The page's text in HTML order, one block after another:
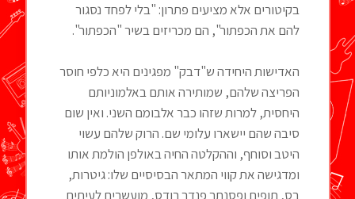
בקיטורים אלא מציעים פתרון: "בלי לפחד נסגור
להם את הכפתור", הם מכריזים בשיר "הכפתור".
האדישות היחידה ש"דבק" מפגינים היא כלפי חוסר
הפריצה שלהם, שמותירה אותם באלמוניותם
היחסית, למרות שזהו כבר אלבומם השני. ואין שום
סיבה שהם יישארו עלומי שם. הרוק שלהם עשוי
היטב וסוחף, וההקלטה החיה באולפן הולמת אותו
ומדגישה את קווי המתאר הבסיסיים שלו: גיטרות,
בס, תופים ופסנתר פנדר רודס, מועשרים לעיתים